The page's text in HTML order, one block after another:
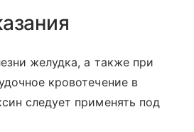
желудка, а также при
кровотечение в
следует применять под